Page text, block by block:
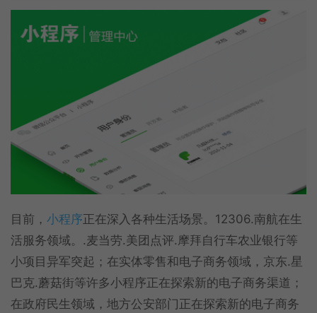
目前， 小程序正在深入各种生活场景。12306.南航在生
活服务领域。.麦当劳.美团点评.摩拜自行车农业银行等
小项目异军突起；在实体零售和电子商务领域，京东.星
巴克.蘑菇街等许多小程序正在探索新的电子商务渠道；
在政府民生领域，地方公安部门正在探索新的电子商务